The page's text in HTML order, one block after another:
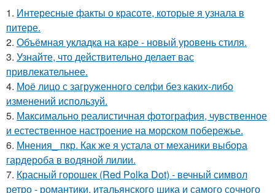
1. Интересные факты о красоте, которые я узнала в
питере.
2. Объёмная укладка на каре - новый уровень стиля.
3. Узнайте, что действительно делает вас
привлекательнее.
4. Моё лицо с загруженного селфи без каких-либо
изменений используй.
5. Максимально реалистичная фотография, чувственное
и естественное настроение на морском побережье.
6. Мнения_ пкр. Как же я устала от механики выбора
гардероба в водяной лилии.
7. Красный горошек (Red Polka Dot) - вечный символ
ретро - романтики, итальянского шика и самого сочного